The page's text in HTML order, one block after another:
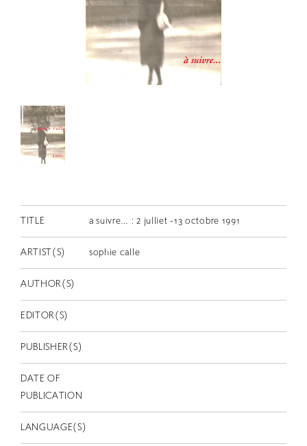
出演者
スカラシップ受賞者
CONTACT
JP
EN
TITLE a suivre… : 2 julliet -13 octobre 1991
ARTIST(S) sophie calle
AUTHOR(S)
EDITOR(S)
PUBLISHER(S)
DATE OF
PUBLICATION
LANGUAGE(S)